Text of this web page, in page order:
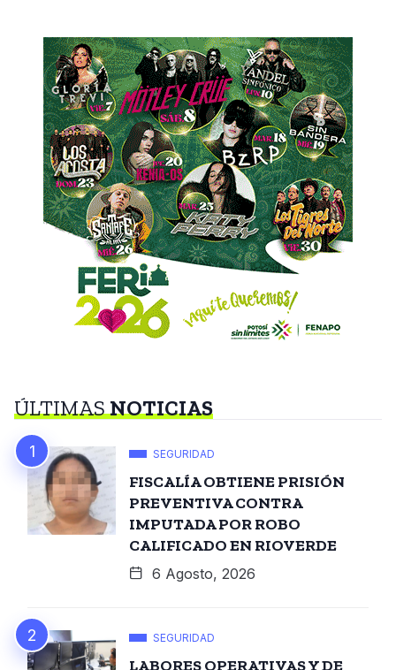
ÚLTIMASNOTICIAS
SEGURIDAD
FISCALÍA OBTIENE PRISIÓN
PREVENTIVA CONTRA
IMPUTADA POR ROBO
CALIFICADO EN RIOVERDE
6 Agosto, 2026
SEGURIDAD
LABORES OPERATIVAS Y DE